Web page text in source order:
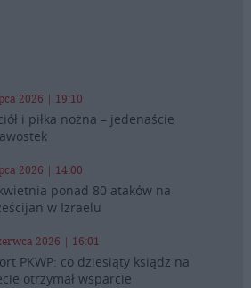
2026 | 19:10
i piłka nożna – jedenaście
2026 | 14:00
ponad 80 ataków na
w Izraelu
2026 | 16:01
PKWP: co dziesiąty ksiądz na
otrzymał wsparcie